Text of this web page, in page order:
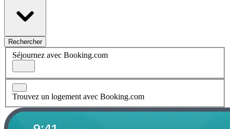
Rechercher
Séjournez avec Booking.com
Trouvez un logement avec Booking.com